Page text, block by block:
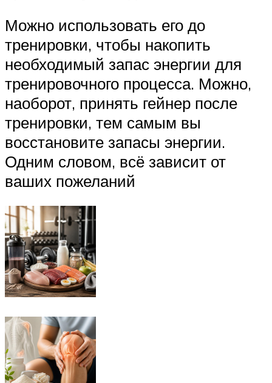
Можно использовать его до
тренировки, чтобы накопить
необходимый запас энергии для
тренировочного процесса. Можно,
наоборот, принять гейнер после
тренировки, тем самым вы
восстановите запасы энергии.
Одним словом, всё зависит от
ваших пожеланий